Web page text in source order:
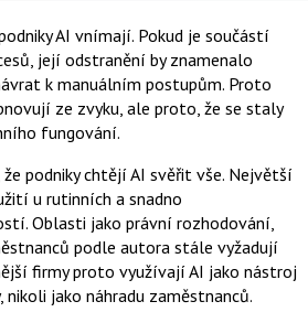
AI vnímají. Pokud je součástí
její odstranění by znamenalo
k manuálním postupům. Proto
ze zvyku, ale proto, že se staly
fungování.
že podniky chtějí AI svěřit vše. Největší
u rutinních a snadno
Oblasti jako právní rozhodování,
podle autora stále vyžadují
firmy proto využívají AI jako nástroj
jako náhradu zaměstnanců.